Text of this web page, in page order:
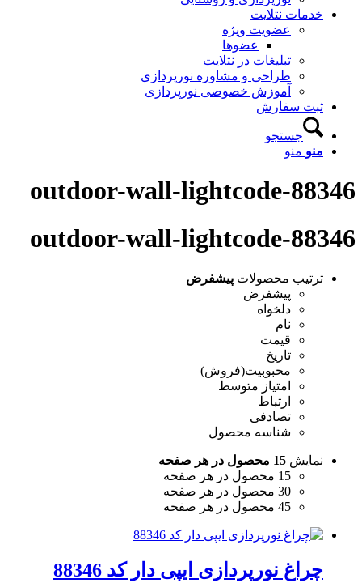
خدمات نتلایت
عضویت ویژه
عضوها
تبلیغات در نتلایت
طراحی و مشاوره نورپردازی
آموزش خصوصی نورپردازی
ثبت سفارش
جستجو
منو منو
outdoor-wall-lightcode-88346
outdoor-wall-lightcode-88346
ترتیب محصولات پیشفرض
پیشفرض
دلخواه
نام
قیمت
تاریخ
محبوبیت(فروش)
امتیاز متوسط
ارتباط
تصادفی
شناسه محصول
نمایش 15 محصول در هر صفحه
15 محصول در هر صفحه
30 محصول در هر صفحه
45 محصول در هر صفحه
چراغ نورپردازی ایپی دار کد 88346